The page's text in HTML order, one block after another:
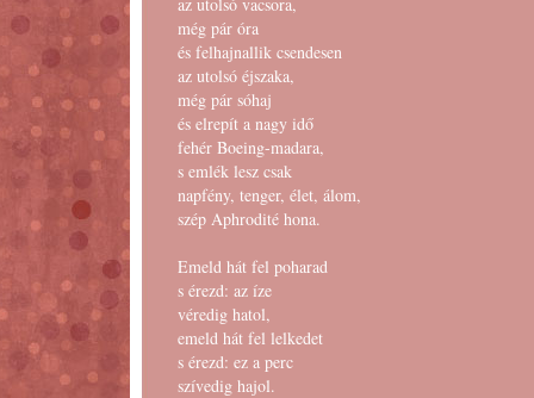
még pár óra
és felhajnallik csendesen
az utolsó éjszaka,
még pár sóhaj
és elrepít a nagy idő
fehér Boeing-madara,
s emlék lesz csak
napfény, tenger, élet, álom,
szép Aphrodité hona.
Emeld hát fel poharad
s érezd: az íze
véredig hatol,
emeld hát fel lelkedet
s érezd: ez a perc
szívedig hajol.